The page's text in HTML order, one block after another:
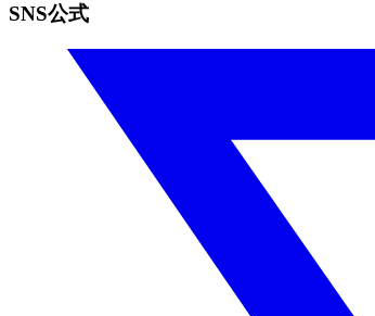
SNS公式